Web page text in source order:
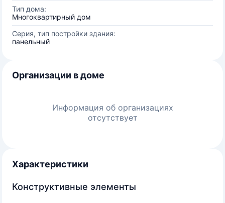
Тип дома:
Многоквартирный дом
Серия, тип постройки здания:
панельный
Организации в доме
Информация об организациях
отсутствует
Характеристики
Конструктивные элементы